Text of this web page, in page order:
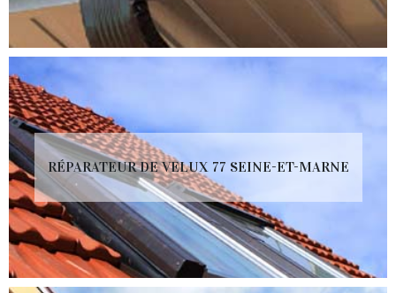
RÉPARATEUR DE VELUX 77 SEINE-ET-MARNE